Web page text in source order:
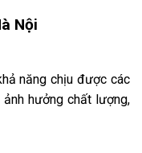
Nội
năng chịu được các
hưởng chất lượng,